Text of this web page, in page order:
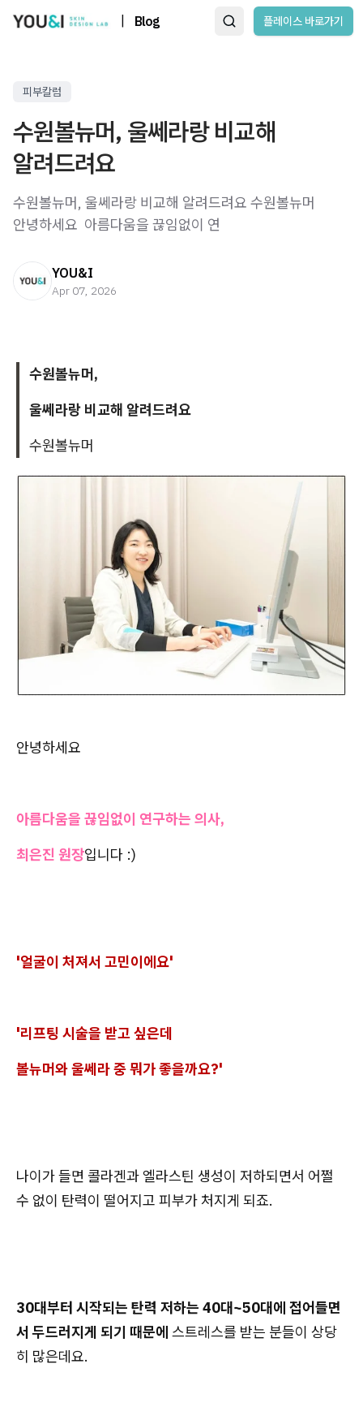
Blog 플레이스 바로가기
피부칼럼
수원볼뉴머, 울쎄라랑 비교해
알려드려요
수원볼뉴머, 울쎄라랑 비교해 알려드려요 수원볼뉴머 ​
안녕하세요 ​ 아름다움을 끊임없이 연
YOU&I
Apr 07, 2026
수원볼뉴머,
울쎄라랑 비교해 알려드려요
수원볼뉴머
안녕하세요
아름다움을 끊임없이 연구하는 의사,
최은진 원장입니다 :)
'얼굴이 처져서 고민이에요'
'리프팅 시술을 받고 싶은데
볼뉴머와 울쎄라 중 뭐가 좋을까요?'
나이가 들면 콜라겐과 엘라스틴 생성이 저하되면서 어쩔
수 없이 탄력이 떨어지고 피부가 처지게 되죠.
30대부터 시작되는 탄력 저하는 40대~50대에 접어들면
서 두드러지게 되기 때문에 스트레스를 받는 분들이 상당
히 많은데요.